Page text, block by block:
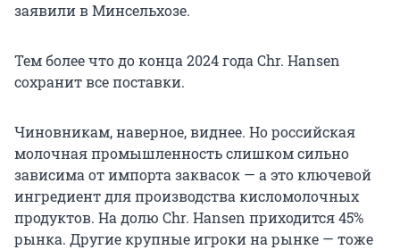
заявили в Минсельхозе.
Тем более что до конца 2024 года Chr. Hansen
сохранит все поставки.
Чиновникам, наверное, виднее. Но российская
молочная промышленность слишком сильно
зависима от импорта заквасок — а это ключевой
ингредиент для производства кисломолочных
продуктов. На долю Chr. Hansen приходится 45%
рынка. Другие крупные игроки на рынке — тоже